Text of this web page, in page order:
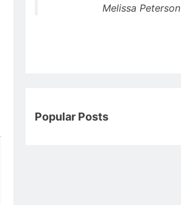
Melissa Peterson
Popular Posts